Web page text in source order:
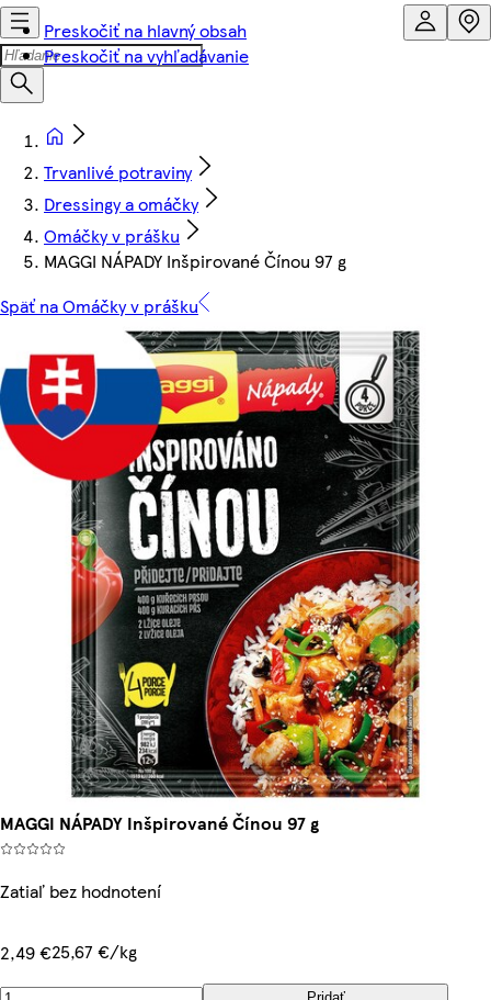
Preskočiť na hlavný obsah
Preskočiť na vyhľadávanie
Trvanlivé potraviny
Dressingy a omáčky
Omáčky v prášku
MAGGI NÁPADY Inšpirované Čínou 97 g
Späť na Omáčky v prášku
MAGGI NÁPADY Inšpirované Čínou 97 g
Zatiaľ bez hodnotení
2,49 €25,67 €/kg
Pridať